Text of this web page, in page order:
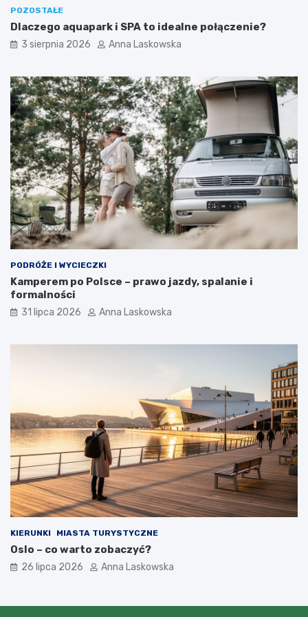
e
n
d
POZOSTAŁE
Dlaczego aquapark i SPA to idealne połączenie?
3 sierpnia 2026 Anna Laskowska
PODRÓŻE I WYCIECZKI
Kamperem po Polsce – prawo jazdy, spalanie i
formalności
31 lipca 2026 Anna Laskowska
KIERUNKI MIASTA TURYSTYCZNE
Oslo – co warto zobaczyć?
26 lipca 2026 Anna Laskowska